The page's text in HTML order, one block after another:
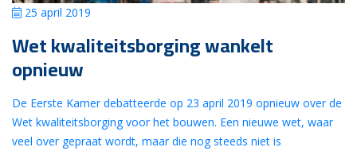
25 april 2019
Wet kwaliteitsborging wankelt
opnieuw
De Eerste Kamer debatteerde op 23 april 2019 opnieuw over de
Wet kwaliteitsborging voor het bouwen. Een nieuwe wet, waar
veel over gepraat wordt, maar die nog steeds niet is